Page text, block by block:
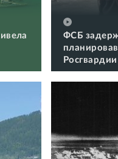
ФСБ
Росгвардии